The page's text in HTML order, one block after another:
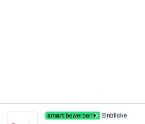
Einblicke